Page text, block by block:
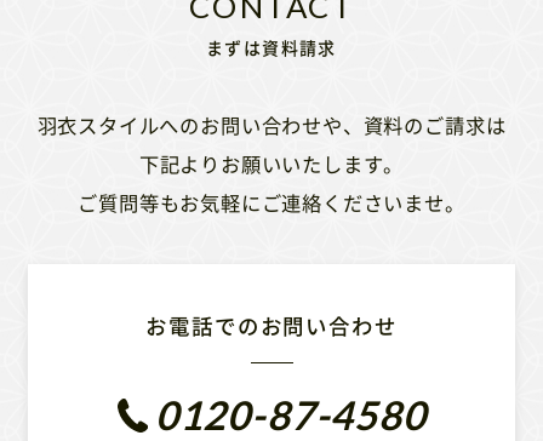
まずは資料請求
羽衣スタイルへのお問い合わせや、資料のご請求は
下記よりお願いいたします。
ご質問等もお気軽にご連絡くださいませ。
お電話でのお問い合わせ
0120-87-4580